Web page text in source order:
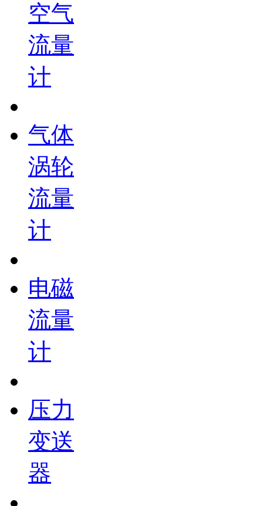
空气
流量
计
气体
涡轮
流量
计
电磁
流量
计
压力
变送
器